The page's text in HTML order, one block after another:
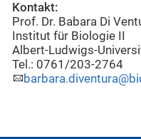
Kontakt:
Prof. Dr. Babara Di
Institut für Biologie II
Albert-Ludwigs-
Tel.: 0761/203-2764